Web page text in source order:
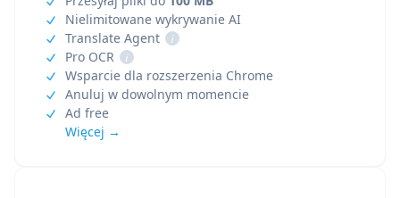
Nielimitowane wykrywanie AI
Translate Agent
i
Pro OCR
i
Wsparcie dla rozszerzenia Chrome
Anuluj w dowolnym momencie
Ad free
Więcej →